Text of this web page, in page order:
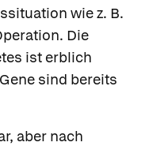
wie z. B.
Die
ist erblich
sind bereits
aber nach